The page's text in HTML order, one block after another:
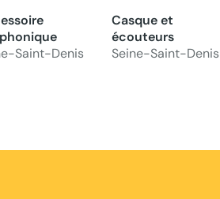
Saint-Denis
Casque et
écouteurs
Seine-Saint-Denis